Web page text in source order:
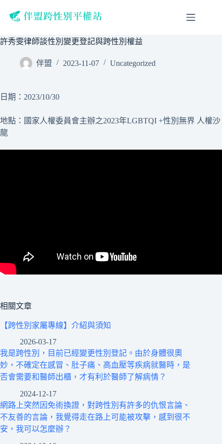
要
許秀雯律師談性別變更登記與跨性別權益
伴盟 2023-11-07 Uncategorized
日期：2023/10/30
地點：國家人權委員會主辦之2023年LGBTQI +性別無界 人權沙
龍
相關文章
【跨性別家屬專線】介紹與須知
2026-03-17
我是跨性別，目前已經變更性別登記。由於身體很奧
妙，不確定在感冒、肚子痛、高血壓等疾病就醫時，是
否會需要和醫師出櫃，才有利於醫師了解病情？
2024-12-17
網路上突然因免術換證，對跨性別有許多的仇恨言論、
不友善的言論，我覺得走在路上可能被攻擊，感到很不
安，我可以怎麼辦？